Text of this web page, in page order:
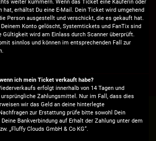
weiter kümmern. Wenn das Ticket eine Käuferin oder
hat, erhältst Du eine E-Mail. Dein Ticket wird umgehend
Person ausgestellt und verschickt, die es gekauft hat.
Konto gelöscht, Systemtickets und FanTix sind
Gültigkeit wird am Einlass durch Scanner überprüft.
sinnlos und können im entsprechenden Fall zur
ich mein Ticket verkauft habe?
erfolgt innerhalb von 14 Tagen und
Zahlungsmittel. Nur im Fall, dass dies
wir das Geld an deine hinterlegte
zur Erstattung prüfe bitte sowohl Dein
Bankverbindung auf Erhalt der Zahlung unter dem
„Fluffy Clouds GmbH & Co KG“.